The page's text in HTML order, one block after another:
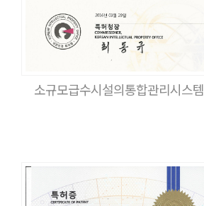
소규모급수시설의통합관리시스템